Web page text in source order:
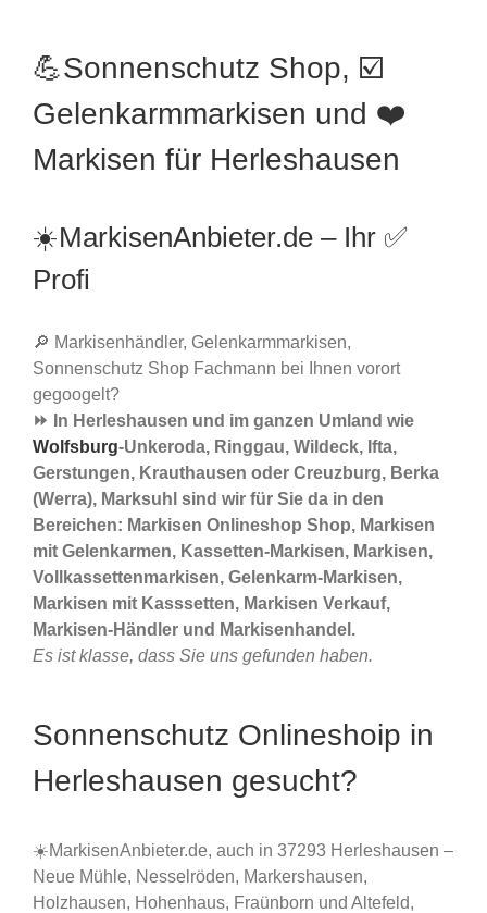
💪Sonnenschutz Shop, ☑️
Gelenkarmmarkisen und ❤️
Markisen für Herleshausen
☀️MarkisenAnbieter.de – Ihr ✅
Profi
🔎 Markisenhändler, Gelenkarmmarkisen,
Sonnenschutz Shop Fachmann bei Ihnen vorort
gegoogelt?
⏩ In Herleshausen und im ganzen Umland wie
Wolfsburg-Unkeroda, Ringgau, Wildeck, Ifta,
Gerstungen, Krauthausen oder Creuzburg, Berka
(Werra), Marksuhl sind wir für Sie da in den
Bereichen: Markisen Onlineshop Shop, Markisen
mit Gelenkarmen, Kassetten-Markisen, Markisen,
Vollkassettenmarkisen, Gelenkarm-Markisen,
Markisen mit Kasssetten, Markisen Verkauf,
Markisen-Händler und Markisenhandel.
Es ist klasse, dass Sie uns gefunden haben.
Sonnenschutz Onlineshoip in
Herleshausen gesucht?
☀️MarkisenAnbieter.de, auch in 37293 Herleshausen –
Neue Mühle, Nesselröden, Markershausen,
Holzhausen, Hohenhaus, Fraünborn und Altefeld,